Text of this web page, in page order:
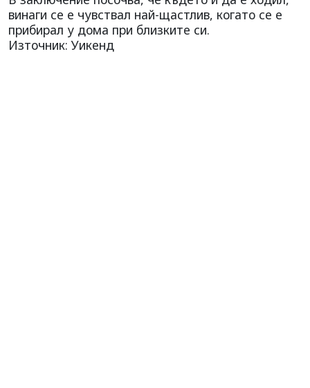
винаги се е чувствал най-щастлив, когато се е
прибирал у дома при близките си.
Източник: Уикенд